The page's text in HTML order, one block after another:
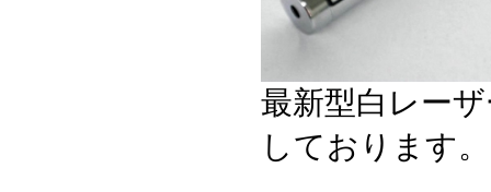
最新型白レー
しております。